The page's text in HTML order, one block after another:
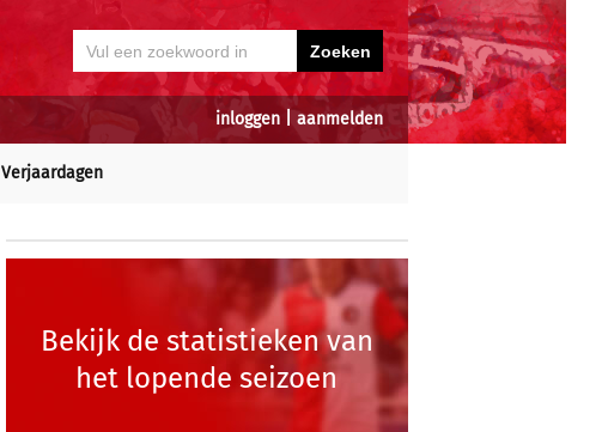
inloggen aanmelden
Verjaardagen
Bekijk de statistieken van
het lopende seizoen